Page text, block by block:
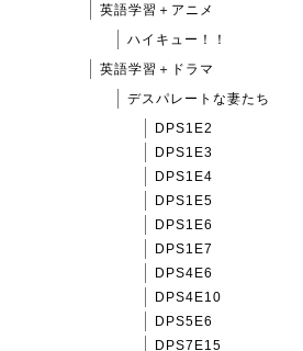
英語学習＋アニメ
ハイキュー！！
英語学習＋ドラマ
デスパレートな妻たち
DPS1E2
DPS1E3
DPS1E4
DPS1E5
DPS1E6
DPS1E7
DPS4E6
DPS4E10
DPS5E6
DPS7E15